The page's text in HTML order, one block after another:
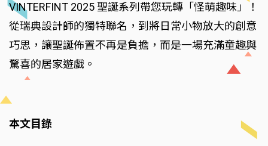
VINTERFINT 2025 聖誕系列帶您玩轉「怪萌趣味」！
從瑞典設計師的獨特聯名，到將日常小物放大的創意
巧思，讓聖誕佈置不再是負擔，而是一場充滿童趣與
驚喜的居家遊戲。
本文目錄